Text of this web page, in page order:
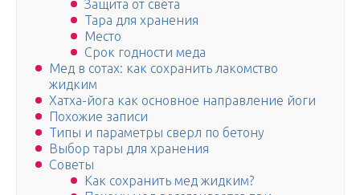
Защита от света
Тара для хранения
Место
Срок годности меда
Мед в сотах: как сохранить лакомство
жидким
Хатха-йога как основное направление йоги
Похожие записи
Типы и параметры сверл по бетону
Выбор тары для хранения
Советы
Как сохранить мед жидким?